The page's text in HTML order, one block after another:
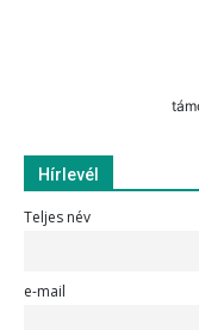
Hírlevél
Teljes név
e-mail